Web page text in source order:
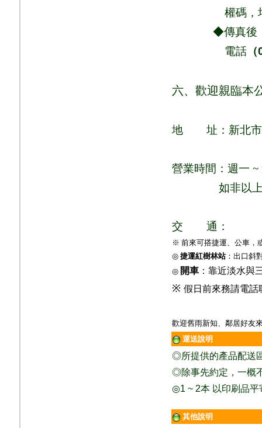
權碼，
◆傳真後，請
電話 （
六、歡迎親臨本
地 址：新北
營業時間：週一 ~
如非以
交 通：
※ 前來可搭捷運、公車，
◎ 捷運紅樹林站：出口斜
◎ 開車 ：靠近淡水與
※ 假日前來務請電話
歡迎舊雨新知、鄰居好友
運送說明
◎所提供的產品配送
◎除事先約定，一概
◎1 ~ 2本 以印刷品
其他說明